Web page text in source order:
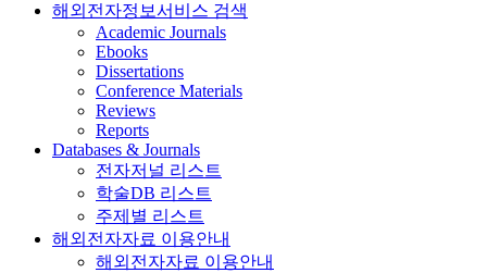
해외전자정보서비스 검색
Academic Journals
Ebooks
Dissertations
Conference Materials
Reviews
Reports
Databases & Journals
전자저널 리스트
학술DB 리스트
주제별 리스트
해외전자자료 이용안내
해외전자자료 이용안내